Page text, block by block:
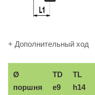
+ Дополнительный ход
Ø
поршня
TD
e9
TL
h14